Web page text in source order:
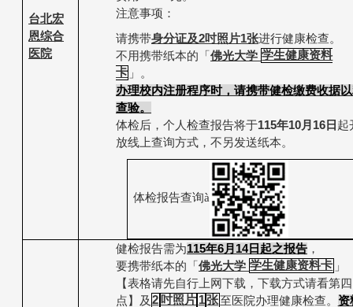
台北宏
恩综合
医院
注意事项：
请携带身分证及2吋照片1张进行健康检查。
不用携带纸本的 「 佛光大学 学生健康资料
卡 」。
办理校内注册程序时，请携带健检缴费收据
查验。
体检后，个人检查报告将于115年10月 16 日 起
放线上查询方式，不另发送纸本。
体检报告查询à
健检报告需为115年6月 14 日起之报告 ，
要携带纸本的 「 佛光大学 学生健康资料卡 」
【表格请先自行上网下载，下载方式请看第四
点】及 2吋照片 1张至医院办理健康检查。 资